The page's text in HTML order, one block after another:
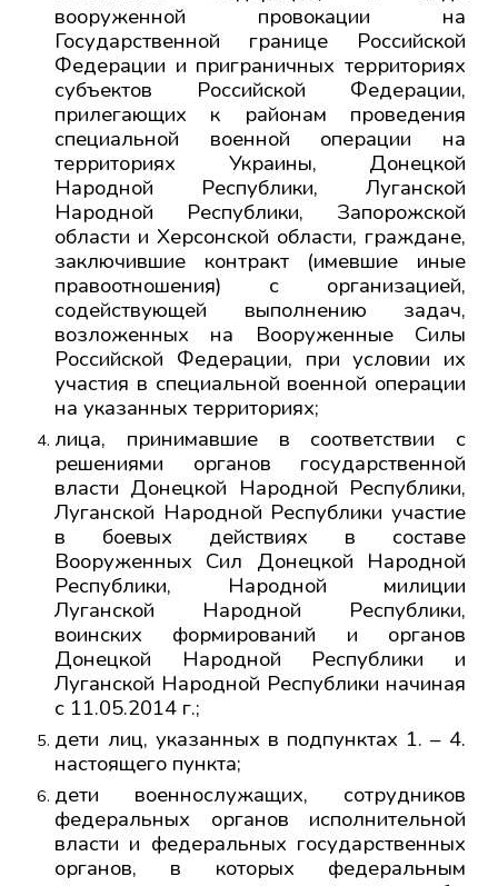
вооруженной провокации на
Государственной границе Российской
Федерации и приграничных территориях
субъектов Российской Федерации,
прилегающих к районам проведения
специальной военной операции на
территориях Украины, Донецкой
Народной Республики, Луганской
Народной Республики, Запорожской
области и Херсонской области, граждане,
заключившие контракт (имевшие иные
правоотношения) с организацией,
содействующей выполнению задач,
возложенных на Вооруженные Силы
Российской Федерации, при условии их
участия в специальной военной операции
на указанных территориях;
лица, принимавшие в соответствии с
решениями органов государственной
власти Донецкой Народной Республики,
Луганской Народной Республики участие
в боевых действиях в составе
Вооруженных Сил Донецкой Народной
Республики, Народной милиции
Луганской Народной Республики,
воинских формирований и органов
Донецкой Народной Республики и
Луганской Народной Республики начиная
с 11.05.2014 г.;
дети лиц, указанных в подпунктах 1. – 4.
настоящего пункта;
дети военнослужащих, сотрудников
федеральных органов исполнительной
власти и федеральных государственных
органов, в которых федеральным